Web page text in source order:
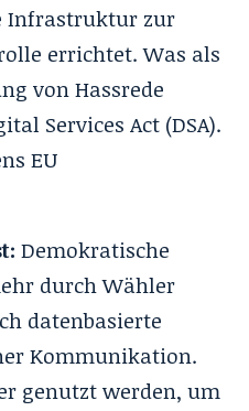
Infrastruktur zur
errichtet. Was als
von Hassrede
Services Act (DSA).
EU
Demokratische
durch Wähler
datenbasierte
Kommunikation.
genutzt werden, um